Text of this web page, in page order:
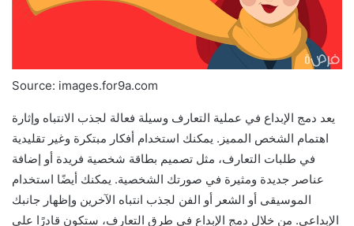
Source: images.for9a.com
يعد دمج الإبداع في عملية التعارف وسيلة فعالة لجذب الانتباه وإثارة
اهتمام الشخص المميز. يمكنك استخدام أفكار مبتكرة وغير تقليدية
في طلبات التعارف، مثل تصميم بطاقة شخصية فريدة أو إضافة
عناصر جديدة ومثيرة في صورتك الشخصية. يمكنك أيضًا استخدام
الموسيقى أو الشعر أو الفن لجذب انتباه الآخرين وإظهار جانبك
الإبداعي. من خلال دمج الإبداع في طرق التعارف، ستكون قادرًا على